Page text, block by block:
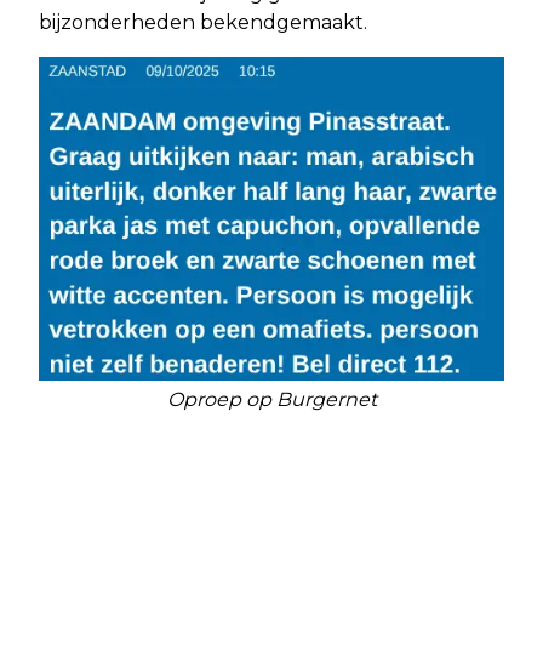
bijzonderheden bekendgemaakt.
Oproep op Burgernet